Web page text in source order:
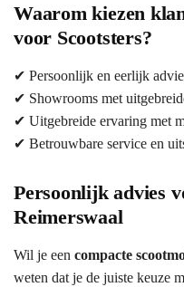
Waarom kiezen
voor Scootsters?
✔ Persoonlijk en eerlijk
✔ Showrooms met
✔ Uitgebreide ervaring met
✔ Betrouwbare service en
Persoonlijk advies
Reimerswaal
Wil je een compacte
weten dat je de juiste keuze